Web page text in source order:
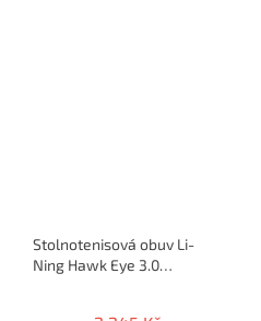
Stolnotenisová obuv Li-
Ning Hawk Eye 3.0